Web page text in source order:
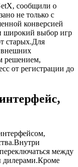
сообщили о
не только с
конверсией
широкий выбор игр
старых.Для
внешних
решением,
от регистрации до
между
дилерами.Кроме